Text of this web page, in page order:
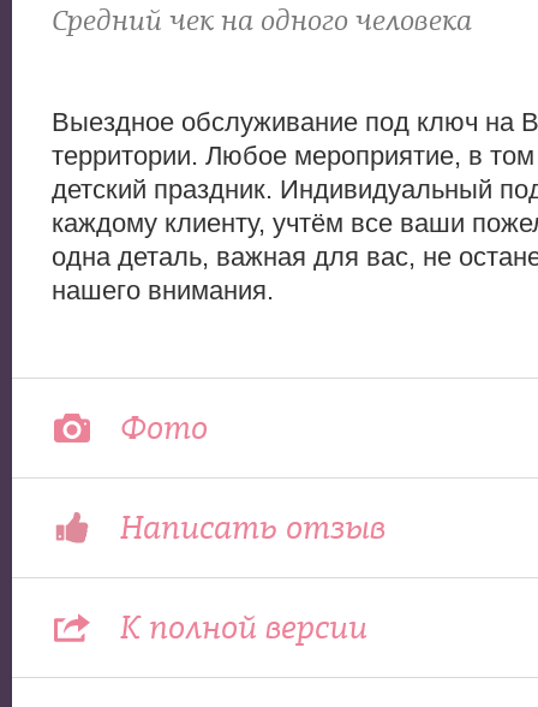
Средний чек на одного человека
Выездное обслуживание под ключ на
территории. Любое мероприятие, в
детский праздник. Индивидуальный
каждому клиенту, учтём все ваши
одна деталь, важная для вас, не
нашего внимания.
Фото
Написать отзыв
К полной версии